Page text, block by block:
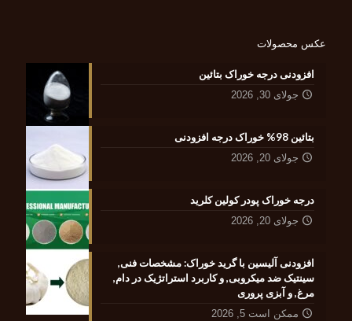
عکس محصولات
افزودنی درجه خوراک بتائین
جولای 30, 2026
بتائین 98% خوراک درجه افزودنی
جولای 20, 2026
درجه خوراک پودر کولین کلرید
جولای 20, 2026
افزودنی آلیسین با گرید خوراک: مشخصات فنی,
سینتیک ضد میکروبی, و کاربرد استراتژیک در دام,
مرغ, و آبزی پروری
ممکن است 5, 2026